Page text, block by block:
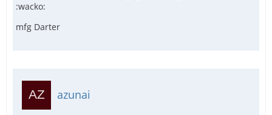
:wacko:
mfg Darter
azunai